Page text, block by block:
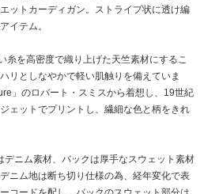
ットカーディガン。ストライプ状に透け編
イテム。
糸を高密度で織り上げた天竺素材にするこ
リとしなやかで軽い肌触りを備えていま
」のロバート・スミスから着想し、19世紀
ェットでプリントし、繊細な色と柄をきれ
デニム素材、バックは厚手なスウェット素材
ニム地は断ち切り仕様の為、経年変化で表